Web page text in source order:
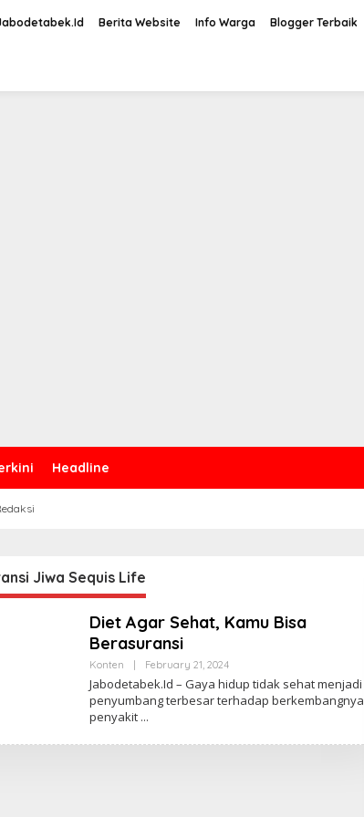
Berita Website Info Warga Blogger Terbaik
Headline
Jiwa Sequis Life
Diet Agar Sehat, Kamu Bisa
Berasuransi
Konten February 21, 2024B
Y
C
H
N
Jabodetabek.Id – Gaya hidup tidak sehat menjadi
penyumbang terbesar terhadap berkembangnya
penyakit